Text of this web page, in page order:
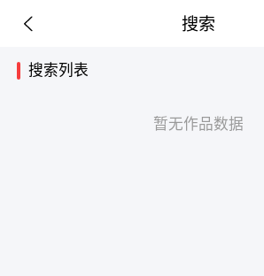
搜索
搜索列表
暂无作品数据